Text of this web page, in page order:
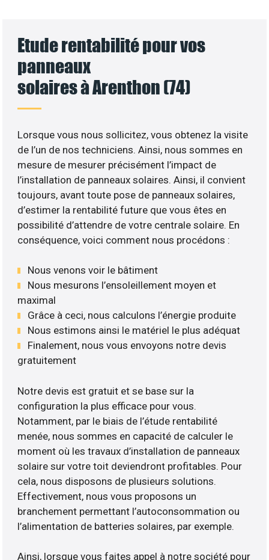
Etude rentabilité pour vos
panneaux
solaires à Arenthon (74)
Lorsque vous nous sollicitez, vous obtenez la visite
de l’un de nos techniciens. Ainsi, nous sommes en
mesure de mesurer précisément l’impact de
l’installation de panneaux solaires. Ainsi, il convient
toujours, avant toute pose de panneaux solaires,
d’estimer la rentabilité future que vous êtes en
possibilité d’attendre de votre centrale solaire. En
conséquence, voici comment nous procédons :
Nous venons voir le bâtiment
Nous mesurons l’ensoleillement moyen et
maximal
Grâce à ceci, nous calculons l’énergie produite
Nous estimons ainsi le matériel le plus adéquat
Finalement, nous vous envoyons notre devis
gratuitement
Notre devis est gratuit et se base sur la
configuration la plus efficace pour vous.
Notamment, par le biais de l’étude rentabilité
menée, nous sommes en capacité de calculer le
moment où les travaux d’installation de panneaux
solaire sur votre toit deviendront profitables. Pour
cela, nous disposons de plusieurs solutions.
Effectivement, nous vous proposons un
branchement permettant l’autoconsommation ou
l’alimentation de batteries solaires, par exemple.
Ainsi, lorsque vous faites appel à notre société pour